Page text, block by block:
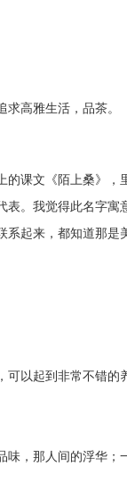
高雅生活，品茶。
文《陌上桑》，
。我觉得此名字
起来，都知道那
起到非常不错的
，那人间的浮华